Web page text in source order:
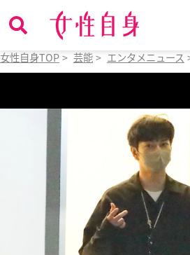
女性自身TOP > 芸能 > エンタメニュース